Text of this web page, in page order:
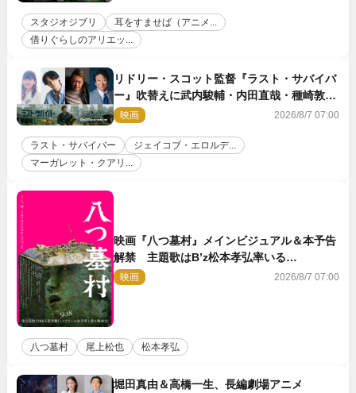
スタジオジブリ
耳をすませば（アニメ...
借りぐらしのアリエッ...
リドリー・スコット監督『ラスト・サバイバ
ー』吹替えに武内駿輔・内田直哉・種崎敦
美・井上和彦ら豪華声優陣が集結！
映画 2026/8/7 07:00
ラスト・サバイバー
ジェイコブ・エロルデ...
マーガレット・クアリ...
映画『八つ墓村』メインビジュアル＆本予告
解禁 主題歌はB’z松本孝弘率いる
TMG「DOOM」に決定
映画 2026/8/7 07:00
八つ墓村 尾上松也 松本孝弘
堀田真由＆高橋一生、長編劇場アニメ